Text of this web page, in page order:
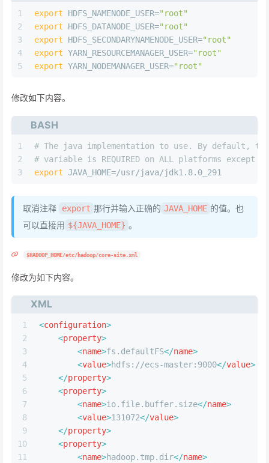
1
2
3
4
5
export HDFS_NAMENODE_USER="root"
export HDFS_DATANODE_USER="root"
export HDFS_SECONDARYNAMENODE_USER="root"
export YARN_RESOURCEMANAGER_USER="root"
export YARN_NODEMANAGER_USER="root"
修改如下内容。
BASH
1
2
3
# The java implementation to use. By default,
# variable is REQUIRED on ALL platforms except
export JAVA_HOME=/usr/java/jdk1.8.0_291
取消注释 export 那行并输入正确的 JAVA_HOME 的值。也
可以直接用 ${JAVA_HOME} 。
$HADOOP_HOME/etc/hadoop/core-site.xml
修改为如下内容。
XML
1
2
3
4
5
6
7
8
9
10
11
<configuration>
<property>
<name>fs.defaultFS</name>
<value>hdfs://ecs-master:9000</value>
</property>
<property>
<name>io.file.buffer.size</name>
<value>131072</value>
</property>
<property>
<name>hadoop.tmp.dir</name>